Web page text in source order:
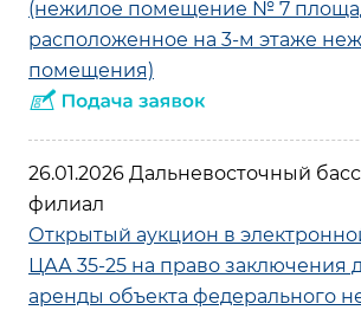
(нежилое помещение № 7
расположенное на 3-м этаже
помещения)
26.01.2026 Дальневосточный
филиал
Открытый аукцион в
ЦАА 35-25 на право заключения
аренды объекта федерального